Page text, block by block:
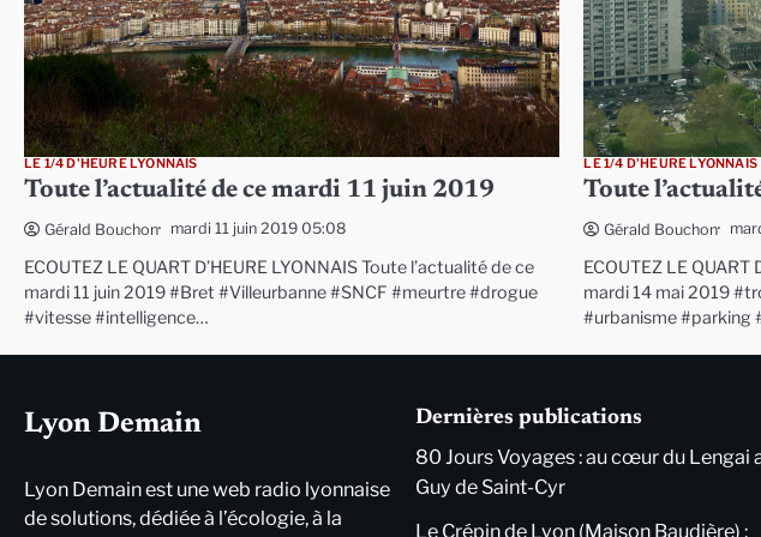
LE 1/4 D'HEURE LYONNAIS
Toute l’actualité de ce mardi 11 juin 2019
Gérald Bouchon mardi 11 juin 2019 05:08
ECOUTEZ LE QUART D’HEURE LYONNAIS Toute l’actualité de ce
mardi 11 juin 2019 #Bret #Villeurbanne #SNCF #meurtre #drogue
#vitesse #intelligence…
LE 1/4 D'HEURE LYONNAIS
Toute
Gérald Bouchon
ECOUTEZ LE QUART
mardi 14 mai 2019
#urbanisme #parking
Lyon Demain
Lyon Demain est une web radio lyonnaise
de solutions, dédiée à l’écologie, à la
Dernières publications
80 Jours Voyages : au cœur du Lengai
Guy de Saint-Cyr
Le Crépin de Lyon (Maison Baudière) :